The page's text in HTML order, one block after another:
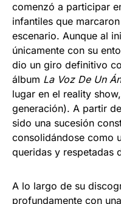
comenzó a participar
infantiles que
escenario. Aunque al
únicamente con su
dio un giro definitivo
álbum La Voz De Un
lugar en el reality
generación). A partir
sido una sucesión
consolidándose como
queridas y respetadas
A lo largo de su
profundamente con